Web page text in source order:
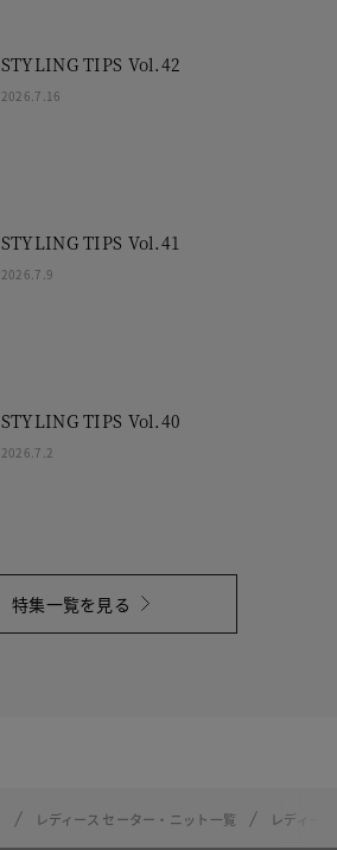
STYLING TIPS Vol.42
2026.7.16
STYLING TIPS Vol.41
2026.7.9
STYLING TIPS Vol.40
2026.7.2
特集一覧を見る
レディース セーター・ニット一覧 レディー